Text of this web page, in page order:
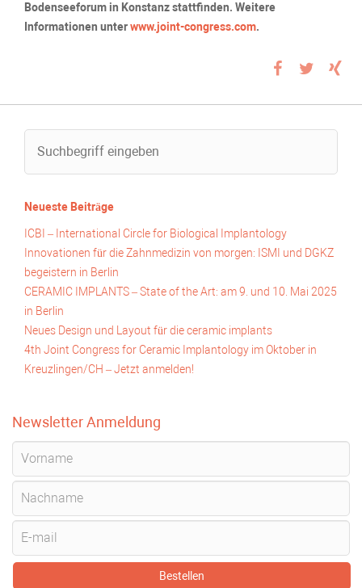
Bodenseeforum in Konstanz stattfinden. Weitere
Informationen unterwww.joint-congress.com.
Neueste Beiträge
ICBI – International Circle for Biological Implantology
Innovationen für die Zahnmedizin von morgen: ISMI und DGKZ
begeistern in Berlin
CERAMIC IMPLANTS – State of the Art: am 9. und 10. Mai 2025
in Berlin
Neues Design und Layout für die ceramic implants
4th Joint Congress for Ceramic Implantology im Oktober in
Kreuzlingen/CH – Jetzt anmelden!
Newsletter Anmeldung
Bestellen